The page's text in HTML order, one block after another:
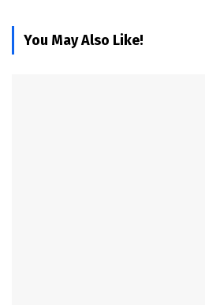
You May Also Like!